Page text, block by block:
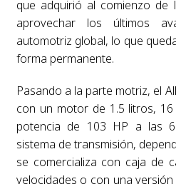
que adquirió al comienzo de
aprovechar los últimos
automotriz global, lo que
forma permanente.
Pasando a la parte motriz, el
con un motor de 1.5 litros,
potencia de 103 HP a las
sistema de transmisión,
se comercializa con caja de
velocidades o con una